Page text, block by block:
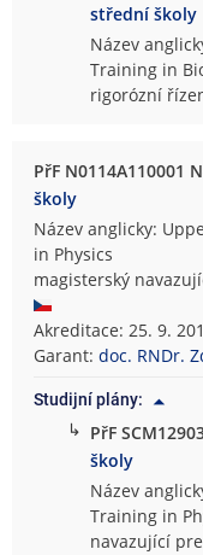
střední školy
Název
Training in
rigorózní
PřF N0114A110001
školy
Název anglicky:
in Physics
magisterský
Akreditace: 25. 9.
Garant:doc. RNDr.
Studijní plány:
↳ PřF
školy
Název
Training in
navazující